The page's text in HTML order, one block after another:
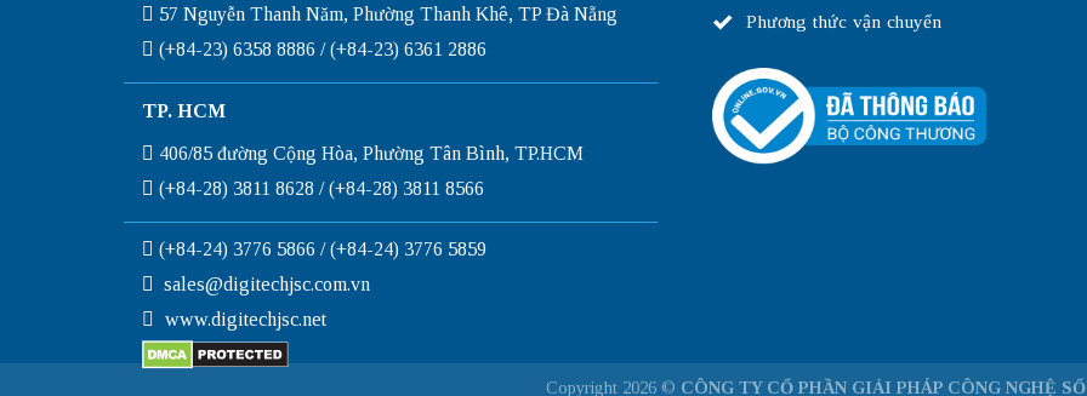
57 Nguyễn Thanh Năm, Phường Thanh Khê, TP Đà Nẵng
(+84-23) 6358 8886 / (+84-23) 6361 2886
TP. HCM
406/85 đường Cộng Hòa, Phường Tân Bình, TP.HCM
(+84-28) 3811 8628 / (+84-28) 3811 8566
(+84-24) 3776 5866 / (+84-24) 3776 5859
sales@digitechjsc.com.vn
www.digitechjsc.net
Phương thức vận chuyển
Copyright 2026 © CÔNG TY CỔ PHẦN GIẢI PHÁP CÔNG NGHỆ SỐ